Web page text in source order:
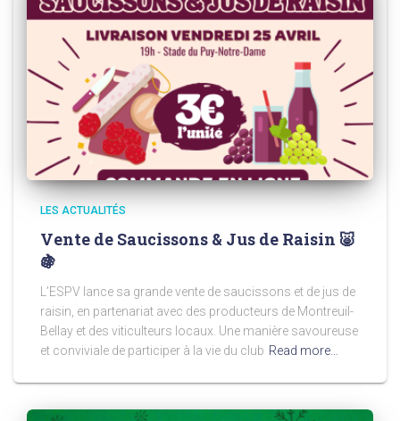
LES ACTUALITÉS
Vente de Saucissons & Jus de Raisin 🐷
🍇
L’ESPV lance sa grande vente de saucissons et de jus de
raisin, en partenariat avec des producteurs de Montreuil-
Bellay et des viticulteurs locaux. Une manière savoureuse
et conviviale de participer à la vie du club Read more…